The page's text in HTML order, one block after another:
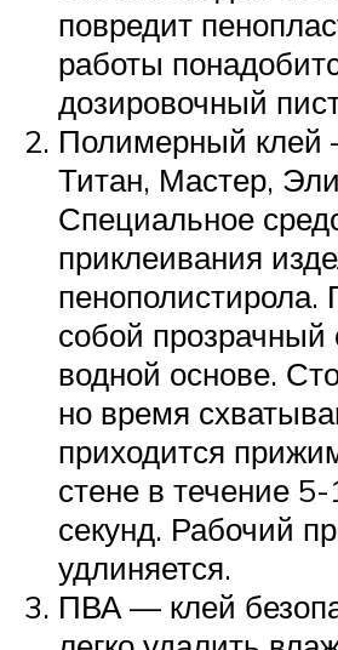
повредит
работы
дозировочный
Полимерный клей
Титан, Мастер,
Специальное
приклеивания
пенополистирола.
собой прозрачный
водной основе.
но время
приходится
стене в течение
секунд. Рабочий
удлиняется.
ПВА — клей